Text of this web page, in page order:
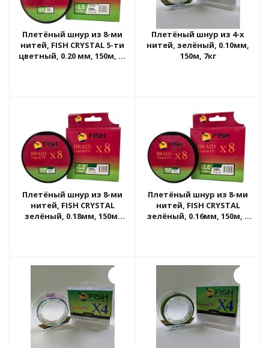
Плетёный шнур из 8-ми
нитей, FISH CRYSTAL 5-ти
цветный, 0.20 мм, 150м, 13
Плетёный шнур из 4-х
нитей, зелёный, 0.10мм,
150м, 7кг
Плетёный шнур из 8-ми
нитей, FISH CRYSTAL
зелёный, 0.18мм, 150м,
Плетёный шнур из 8-ми
нитей, FISH CRYSTAL
зелёный, 0.16мм, 150м, 9